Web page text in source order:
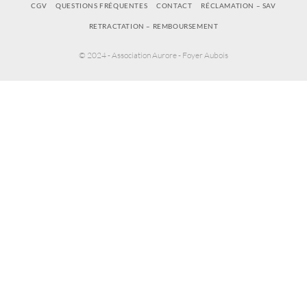
CGV QUESTIONS FRÉQUENTES CONTACT RÉCLAMATION – SAV
RETRACTATION – REMBOURSEMENT
© 2024 - Association Aurore - Foyer Aubois